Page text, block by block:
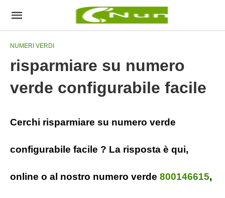
NUMERI VERDI
risparmiare su numero
verde configurabile facile
Cerchi risparmiare su numero verde
configurabile facile ? La risposta è qui,
online o al nostro numero verde 800146615,